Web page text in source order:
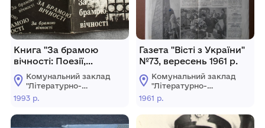
Книга "За брамою
вічності: Поезії,
переклади"
Комунальний заклад
"Літературно-
меморіальний музей
І.К. Карпенка-Карого
міста
Кропивницького"
1993 р.
Газета "Вісті з України"
№73, вересень 1961 р.
Комунальний заклад
"Літературно-
меморіальний музей
І.К. Карпенка-Карого
міста
Кропивницького"
1961 р.